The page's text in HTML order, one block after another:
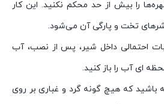
را بیش از حد محکم نکنید. این کار
تخت و پارگی آن می‌شود.
احتمالی داخل شیر، پس از نصب، آب
ای آب را باز کنید.
که هیچ گونه گرد و غباری بر روی